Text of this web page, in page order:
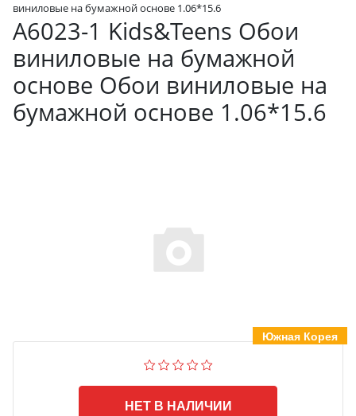
виниловые на бумажной основе 1.06*15.6
A6023-1 Kids&Teens Обои
виниловые на бумажной
основе Обои виниловые на
бумажной основе 1.06*15.6
Южная Корея
НЕТ В НАЛИЧИИ